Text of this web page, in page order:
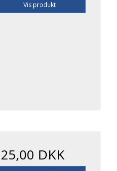
Vis produkt
DKK